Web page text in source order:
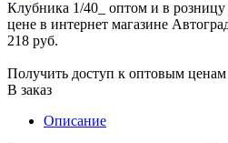
218 руб.
Получить доступ к оптовым ценам
В заказ
Описание